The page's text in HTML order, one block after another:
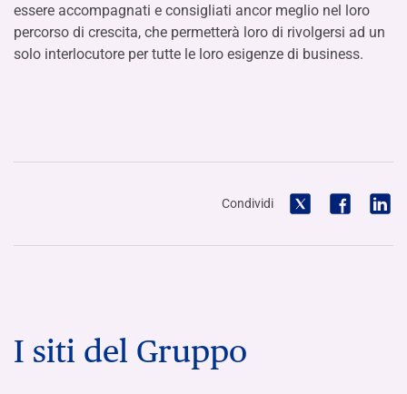
essere accompagnati e consigliati ancor meglio nel loro
percorso di crescita, che permetterà loro di rivolgersi ad un
solo interlocutore per tutte le loro esigenze di business.
Condividi
I siti del Gruppo